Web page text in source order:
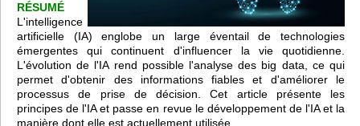
RÉSUMÉ
L'intelligence
artificielle (IA) englobe un large éventail de technologies
émergentes qui continuent d'influencer la vie quotidienne.
L'évolution de l'IA rend possible l'analyse des big data, ce qui
permet d'obtenir des informations fiables et d'améliorer le
processus de prise de décision. Cet article présente les
principes de l'IA et passe en revue le développement de l'IA et la
manière dont elle est actuellement utilisée.